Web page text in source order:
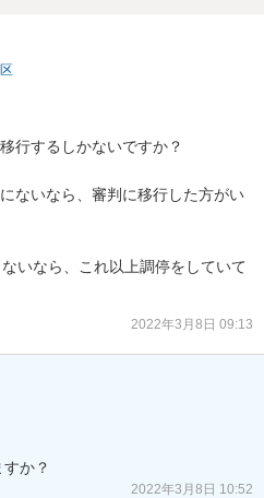
行するしかないですか？
ないなら、審判に移行した方がい
いなら、これ以上調停をしていて
2022年3月8日 09:13
か？
2022年3月8日 10:52